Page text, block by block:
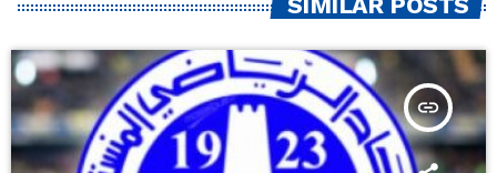
insert_link